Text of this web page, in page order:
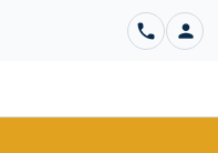
phone person